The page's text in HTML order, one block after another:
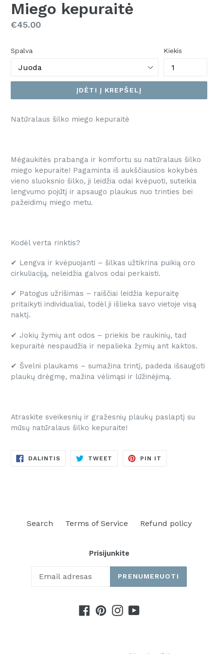
LT.SECTIONS.SLIDESHOW.PREVIOUS_SLIDE
Miego kepuraitė
Kaina
€45.00
Spalva Kiekis
ĮDĖTI Į KREPŠELĮ
Natūralaus šilko miego kepuraitė
Mėgaukitės prabanga ir komfortu su natūralaus šilko
miego kepuraite! Pagaminta iš aukščiausios kokybės
vieno sluoksnio šilko, ji leidžia odai kvėpuoti, suteikia
lengvumo pojūtį ir apsaugo plaukus nuo trinties bei
pažeidimų miego metu.
Kodėl verta rinktis?
✔ Lengva ir kvėpuojanti – šilkas užtikrina puikią oro
cirkuliaciją, neleidžia galvos odai perkaisti.
✔ Patogus užrišimas – raiščiai leidžia kepuraitę
pritaikyti individualiai, todėl ji išlieka savo vietoje visą
naktį.
✔ Jokių žymių ant odos – priekis be raukinių, tad
kepuraitė nespaudžia ir nepalieka žymių ant kaktos.
✔ Švelni plaukams – sumažina trintį, padeda išsaugoti
plaukų drėgmę, mažina vėlimąsi ir lūžinėjimą.
Atraskite sveikesnių ir gražesnių plaukų paslaptį su
mūsų natūralaus šilko kepuraite!
DALINTISDALINTIS
FACEBOOKE
TWEET
TWEETINTI
TVITERYJE
PIN IT
Search Terms of Service Refund policy
Prisijunkite
PRENUMERUOTI
Facebook
PinterestInstagram
YouTube